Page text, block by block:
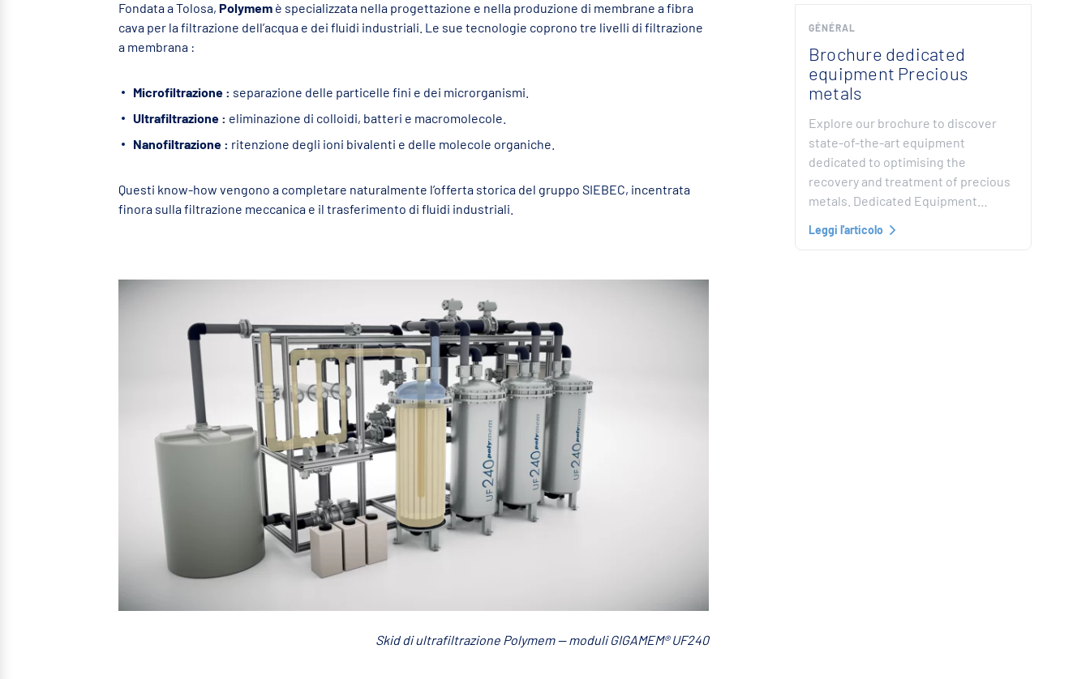
Fondata a Tolosa, Polymem è specializzata nella progettazione e nella produzione di membrane a fibra
cava per la filtrazione dell’acqua e dei fluidi industriali. Le sue tecnologie coprono tre livelli di filtrazione
a membrana :
Microfiltrazione : separazione delle particelle fini e dei microrganismi.
Ultrafiltrazione : eliminazione di colloidi, batteri e macromolecole.
Nanofiltrazione : ritenzione degli ioni bivalenti e delle molecole organiche.
Questi know-how vengono a completare naturalmente l’offerta storica del gruppo SIEBEC, incentrata
finora sulla filtrazione meccanica e il trasferimento di fluidi industriali.
Skid di ultrafiltrazione Polymem — moduli GIGAMEM® UF240
GÉNÉRAL
Brochure dedicated
equipment Precious
metals
Explore our brochure to discover
state-of-the-art equipment
dedicated to optimising the
recovery and treatment of precious
metals. Dedicated Equipment…
Leggi l'articolo